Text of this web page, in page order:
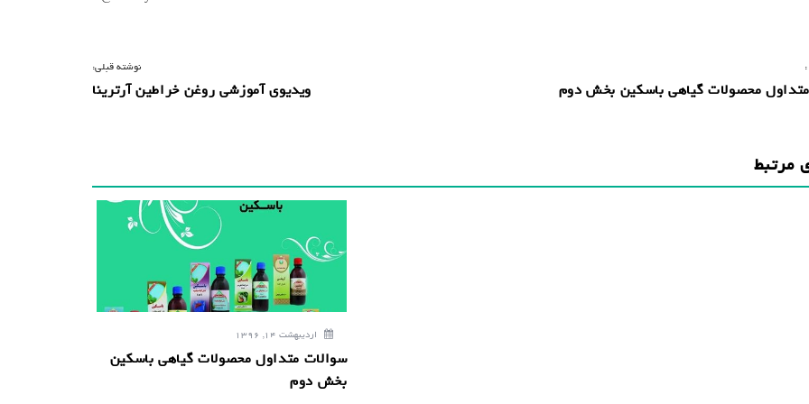
نوشته قبلی:
ویدیوی آموزشی روغن خراطین آرترینا محصولات گیاهی باسکین بخش دوم
مرتبط
اردیبهشت 14, 1396
سوالات متداول محصولات گیاهی باسکین
بخش دوم